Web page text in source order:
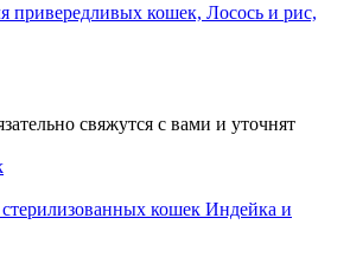
кошек, Лосось и рис,
свяжутся с вами и уточнят
кошек Индейка и